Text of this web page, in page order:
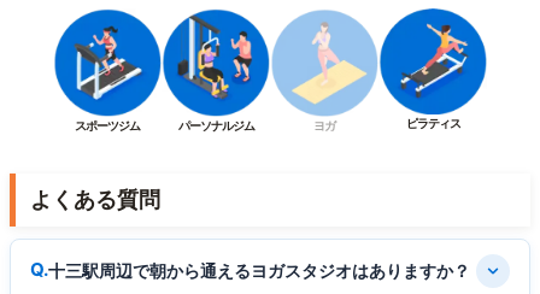
スポーツジム パーソナルジム ヨガ ピラティス
よくある質問
十三駅周辺で朝から通えるヨガスタジオはありますか？